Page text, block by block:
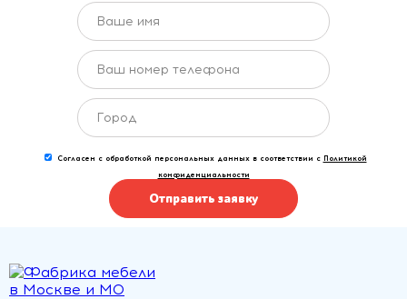
Согласен с обработкой персональных данных в соответствии с Политикой
конфиденциальности
Отправить заявку